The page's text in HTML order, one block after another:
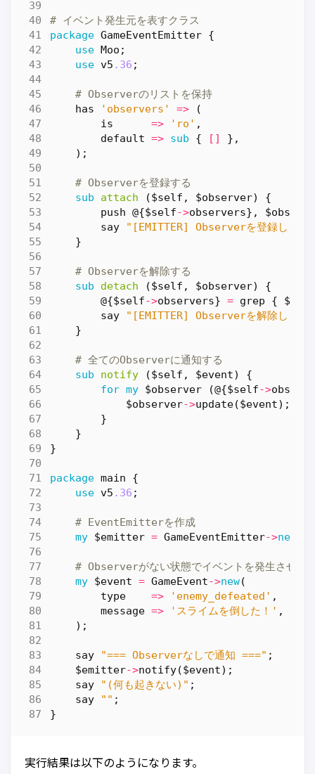
# イベント発生元を表すクラス
package GameEventEmitter {
use Moo ;
use v5 .36 ;
# Observerのリストを保持
has
'observers' =>
(
is
=> 'ro' ,
default => sub { []
},
);
# Observerを登録する
sub
attach
($self, $observer) {
push @{$self->observers},
say
"[EMITTER] Observerを登録しまし
}
# Observerを解除する
sub
detach
($self, $observer) {
@{$self->observers} = grep { $_
say
"[EMITTER] Observerを解除しまし
}
# 全てのObserverに通知する
sub
notify
($self, $event) {
for my $observer (@{$self->
$observer->update($event);
}
}
}
package main
{
use v5 .36 ;
# EventEmitterを作成
my $emitter = GameEventEmitter->new
# Observerがない状態でイベントを発生させて
my $event = GameEvent->new(
type
=> 'enemy_defeated' ,
message => 'スライムを倒した！' ,
);
say "=== Observerなしで通知 ===" ;
$emitter->notify($event);
say
"(何も起きない)" ;
say
"" ;
}
実行結果は以下のようになります。